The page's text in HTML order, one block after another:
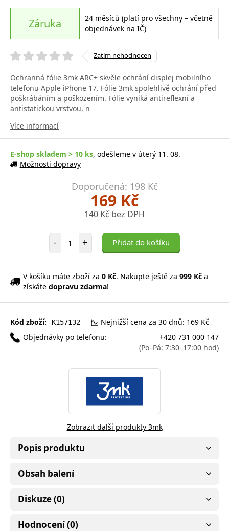
Záruka
24 měsíců (platí pro všechny – včetně
objednávek na IČ)
Zatím nehodnocen
Ochranná fólie 3mk ARC+ skvěle ochrání displej mobilního
telefonu Apple iPhone 17. Fólie 3mk spolehlivě ochrání před
poškrábáním a poškozením. Fólie vyniká antireflexní a
antistatickou vrstvou, n
Více informací
E-shop skladem > 10 ks, odešleme v úterý 11. 08.
Možnosti dopravy
Doporučená: 198 Kč
169 Kč
140 Kč bez DPH
- Počet položek
+ Přidat do košíku
V košíku máte zboží za 0 Kč. Nakupte ještě za 999 Kč a
získáte dopravu zdarma!
Kód zboží: K157132
Nejnižší cena za 30 dnů: 169 Kč
Objednávky po telefonu:
+420 731 000 147
(Po–Pá: 7:30–17:00 hod)
Zobrazit další produkty 3mk
Popis produktu
Obsah balení
Diskuze (0)
Hodnocení (0)